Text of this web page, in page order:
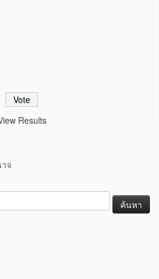
Results
จ